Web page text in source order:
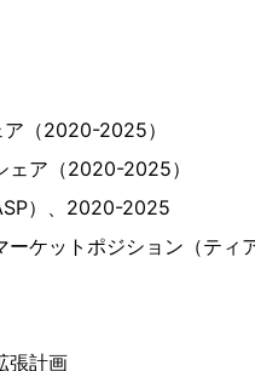
（2020-2025）
ェア（2020-2025）
）、2020-2025
ケットポジション（ティ
張計画